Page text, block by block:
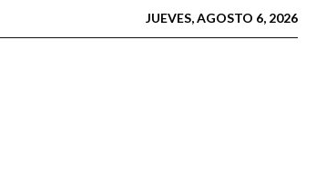
JUEVES, AGOSTO 6, 2026